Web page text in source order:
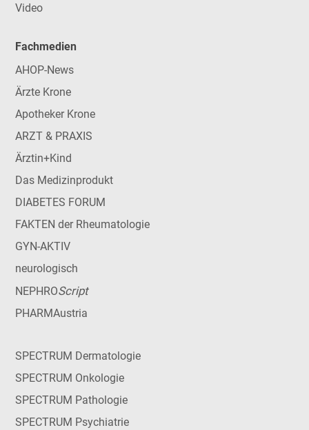
Video
Fachmedien
AHOP-News
Ärzte Krone
Apotheker Krone
ARZT & PRAXIS
Ärztin+Kind
Das Medizinprodukt
DIABETES FORUM
FAKTEN der Rheumatologie
GYN-AKTIV
neurologisch
NEPHROScript
PHARMAustria
SPECTRUM Dermatologie
SPECTRUM Onkologie
SPECTRUM Pathologie
SPECTRUM Psychiatrie